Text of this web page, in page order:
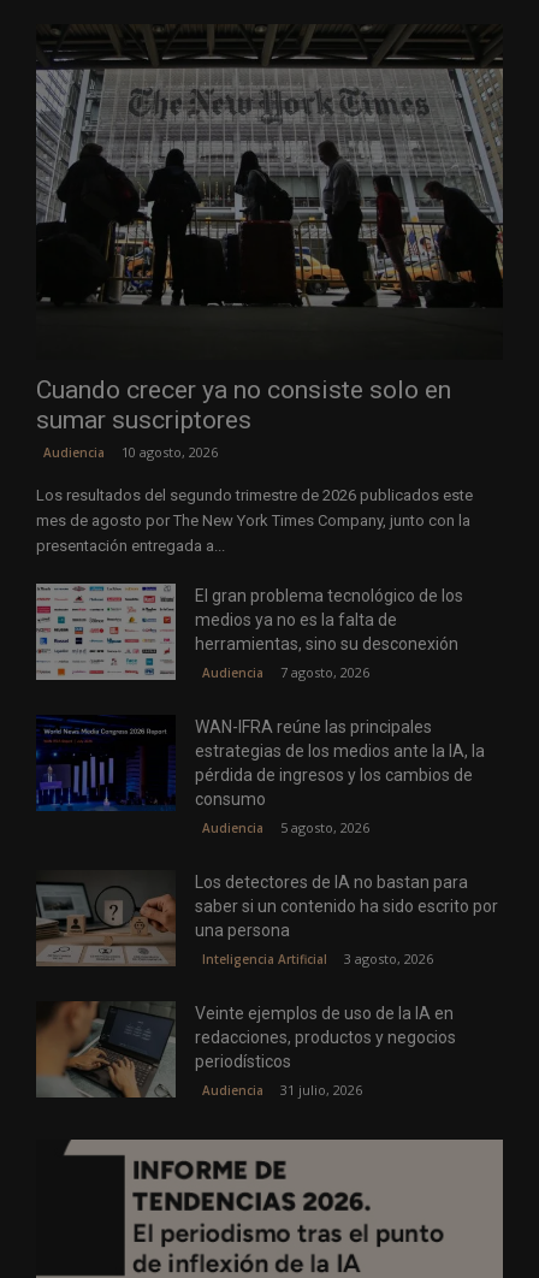
Cuando crecer ya no consiste solo en
sumar suscriptores
Audiencia 10 agosto, 2026
Los resultados del segundo trimestre de 2026 publicados este
mes de agosto por The New York Times Company, junto con la
presentación entregada a...
El gran problema tecnológico de los
medios ya no es la falta de
herramientas, sino su desconexión
Audiencia 7 agosto, 2026
WAN-IFRA reúne las principales
estrategias de los medios ante la IA, la
pérdida de ingresos y los cambios de
consumo
Audiencia 5 agosto, 2026
Los detectores de IA no bastan para
saber si un contenido ha sido escrito por
una persona
Inteligencia Artificial 3 agosto, 2026
Veinte ejemplos de uso de la IA en
redacciones, productos y negocios
periodísticos
Audiencia 31 julio, 2026